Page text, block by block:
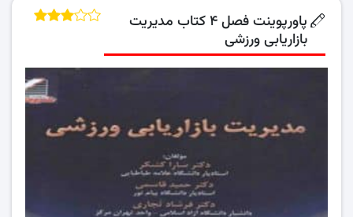
پاورپوینت فصل ۴ کتاب مدیریت
بازاریابی ورزشی